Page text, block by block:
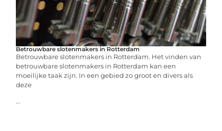
Betrouwbare slotenmakers in Rotterdam
Betrouwbare slotenmakers in Rotterdam. Het vinden van
betrouwbare slotenmakers in Rotterdam kan een
moeilijke taak zijn. In een gebied zo groot en divers als
deze
...